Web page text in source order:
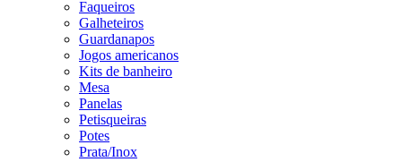
Faqueiros
Galheteiros
Guardanapos
Jogos americanos
Kits de banheiro
Mesa
Panelas
Petisqueiras
Potes
Prata/Inox